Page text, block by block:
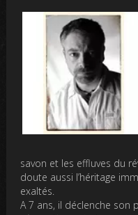
savon et les effluves du
doute aussi l’héritage
exaltés.
A 7 ans, il déclenche son